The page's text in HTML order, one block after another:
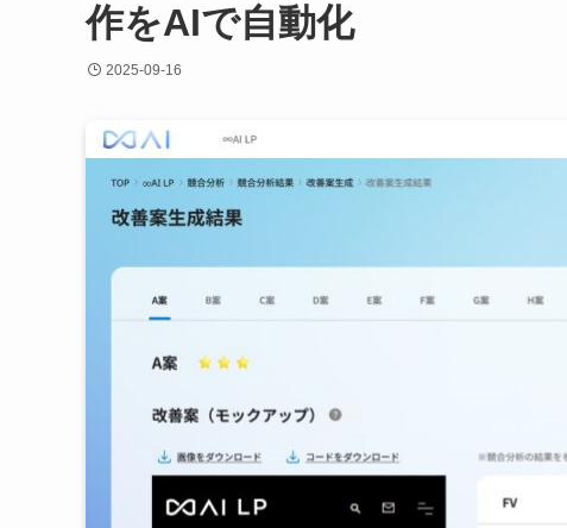
作をAIで自動化
2025-09-16